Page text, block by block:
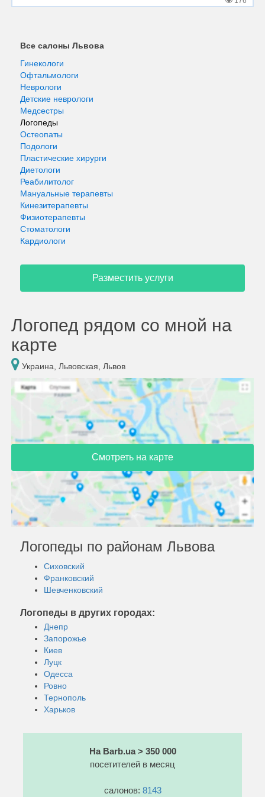
Все салоны Львова
Гинекологи
Офтальмологи
Неврологи
Детские неврологи
Медсестры
Логопеды
Остеопаты
Подологи
Пластические хирурги
Диетологи
Реабилитолог
Мануальные терапевты
Кинезитерапевты
Физиотерапевты
Стоматологи
Кардиологи
Разместить услуги
Логопед рядом со мной на
карте
Украина, Львовская, Львов
Смотреть на карте
Логопеды по районам Львова
Сиховский
Франковский
Шевченковский
Логопеды в других городах:
Днепр
Запорожье
Киев
Луцк
Одесса
Ровно
Тернополь
Харьков
На Barb.ua > 350 000
посетителей в месяц
салонов: 8143